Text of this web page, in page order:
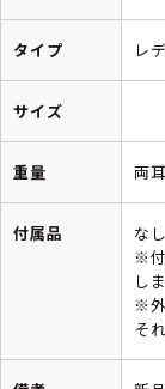
タイプ レ
サイズ
重量 両
付属品
なし
※
し
※
そ